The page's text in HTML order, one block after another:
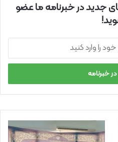
جدید در خبرنامه ما عضو